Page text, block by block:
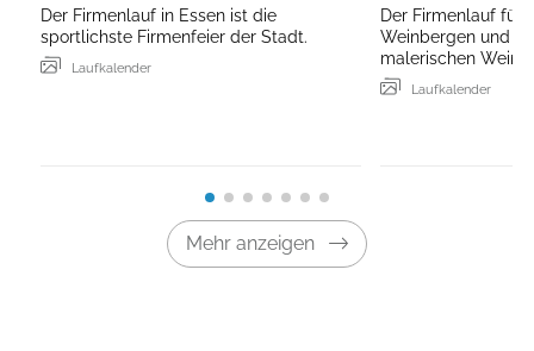
Der Firmenlauf in Essen ist die
sportlichste Firmenfeier der Stadt.
Laufkalender
Der Firmenlauf
Weinbergen und
malerischen
Laufkalender
Mehr anzeigen